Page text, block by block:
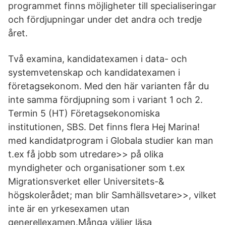
programmet finns möjligheter till specialiseringar
och fördjupningar under det andra och tredje
året.
Två examina, kandidatexamen i data- och
systemvetenskap och kandidatexamen i
företagsekonom. Med den här varianten får du
inte samma fördjupning som i variant 1 och 2.
Termin 5 (HT) Företagsekonomiska
institutionen, SBS. Det finns flera Hej Marina!
med kandidatprogram i Globala studier kan man
t.ex få jobb som utredare>> på olika
myndigheter och organisationer som t.ex
Migrationsverket eller Universitets-&
högskolerådet; man blir Samhällsvetare>>, vilket
inte är en yrkesexamen utan
generellexamen.Många väljer läsa